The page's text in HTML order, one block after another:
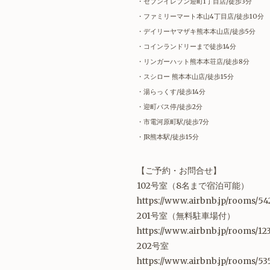
・ファミリーマート本山4丁目店/徒歩10分
・デイリーヤマザキ熊本本山店/徒歩5分
・コインランドリーまで徒歩14分
・リンガーハット熊本本荘店/徒歩8分
・スシロー 熊本本山店/徒歩15分
・湯らっくす/徒歩14分
・迎町バス停/徒歩2分
・市電河原町駅/徒歩7分
・JR熊本駅/徒歩15分
【ご予約・お問合せ】
102号室（8名まで宿泊可能）
https://www.airbnb.jp/rooms/
201号室（無料駐車場付）
https://www.airbnb.jp/rooms/
202号室
https://www.airbnb.jp/rooms/